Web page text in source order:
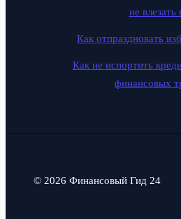
не влезать
Как отпраздновать
Как не испортить
финансовых
© 2026 Финансовый Гид 24